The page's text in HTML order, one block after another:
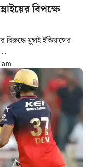
বিপক্ষে
মুম্বাই ইন্ডিয়ান্সের
am